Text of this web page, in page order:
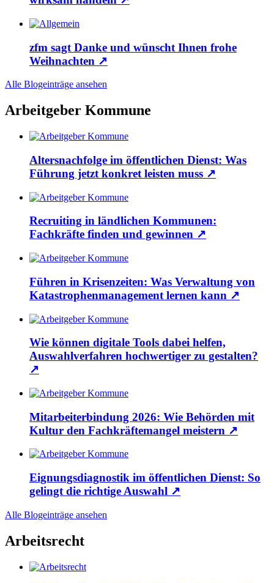
zfm sagt Danke und wünscht Ihnen frohe
Weihnachten ↗
Alle Blogeinträge ansehen
Arbeitgeber Kommune
Altersnachfolge im öffentlichen Dienst: Was
Führung jetzt konkret leisten muss ↗
Recruiting in ländlichen Kommunen:
Fachkräfte finden und gewinnen ↗
Führen in Krisenzeiten: Was Verwaltung von
Katastrophenmanagement lernen kann ↗
Wie können digitale Tools dabei helfen,
Auswahlverfahren hochwertiger zu gestalten?
↗
Mitarbeiterbindung 2026: Wie Behörden mit
Kultur den Fachkräftemangel meistern ↗
Eignungsdiagnostik im öffentlichen Dienst: So
gelingt die richtige Auswahl ↗
Alle Blogeinträge ansehen
Arbeitsrecht